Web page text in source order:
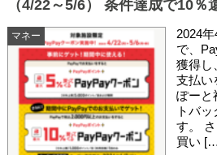
マネー
（4/22～5/6） 条件達成で10％
2024
で、
獲得し
支払い
ぽーと
トバ
す。
買い